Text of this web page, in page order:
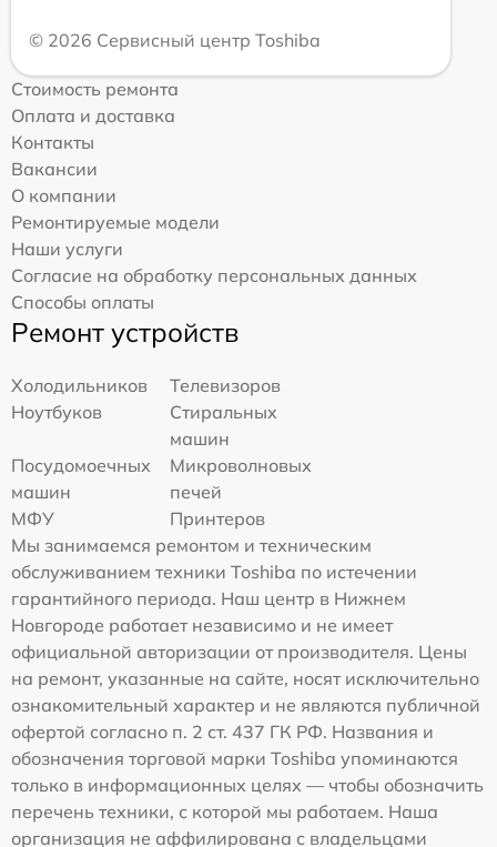
© 2026 Сервисный центр Toshiba
Стоимость ремонта
Оплата и доставка
Контакты
Вакансии
О компании
Ремонтируемые модели
Наши услуги
Согласие на обработку персональных данных
Способы оплаты
Ремонт устройств
Холодильников
Телевизоров
Ноутбуков
Стиральных
машин
Посудомоечных
машин
Микроволновых
печей
МФУ
Принтеров
Мы занимаемся ремонтом и техническим
обслуживанием техники Toshiba по истечении
гарантийного периода. Наш центр в Нижнем
Новгороде работает независимо и не имеет
официальной авторизации от производителя. Цены
на ремонт, указанные на сайте, носят исключительно
ознакомительный характер и не являются публичной
офертой согласно п. 2 ст. 437 ГК РФ. Названия и
обозначения торговой марки Toshiba упоминаются
только в информационных целях — чтобы обозначить
перечень техники, с которой мы работаем. Наша
организация не аффилирована с владельцами